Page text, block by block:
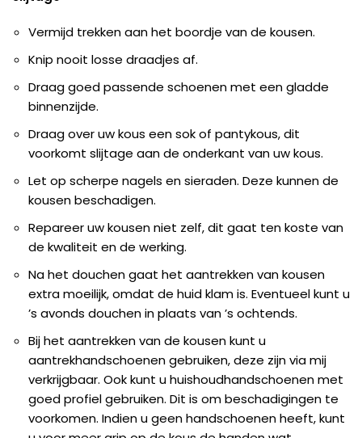
Vermijd trekken aan het boordje van de kousen.
Knip nooit losse draadjes af.
Draag goed passende schoenen met een gladde
binnenzijde.
Draag over uw kous een sok of pantykous, dit
voorkomt slijtage aan de onderkant van uw kous.
Let op scherpe nagels en sieraden. Deze kunnen de
kousen beschadigen.
Repareer uw kousen niet zelf, dit gaat ten koste van
de kwaliteit en de werking.
Na het douchen gaat het aantrekken van kousen
extra moeilijk, omdat de huid klam is. Eventueel kunt u
’s avonds douchen in plaats van ’s ochtends.
Bij het aantrekken van de kousen kunt u
aantrekhandschoenen gebruiken, deze zijn via mij
verkrijgbaar. Ook kunt u huishoudhandschoenen met
goed profiel gebruiken. Dit is om beschadigingen te
voorkomen. Indien u geen handschoenen heeft, kunt